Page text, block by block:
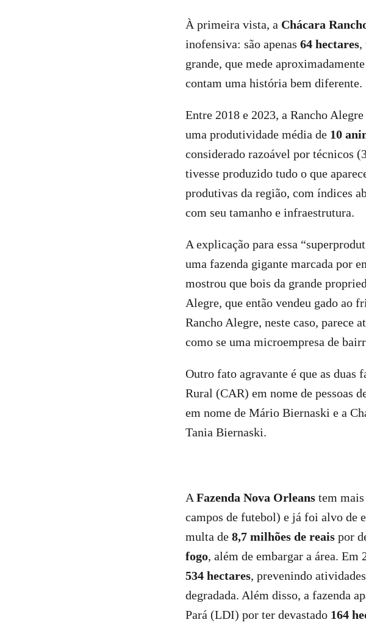
À primeira vista, a Chácara
inofensiva: são apenas 64 hectares,
grande, que mede
contam uma história bem diferente.
Entre 2018 e 2023, a Rancho
uma produtividade média de 10
considerado razoável por técnicos
tivesse produzido tudo o que
produtivas da região, com índices
com seu tamanho e infraestrutura.
A explicação para essa
uma fazenda gigante marcada por
mostrou que bois da grande
Alegre, que então vendeu gado ao
Rancho Alegre, neste caso, parece
como se uma microempresa de
Outro fato agravante é que as duas
Rural (CAR) em nome de pessoas
em nome de Mário Biernaski e a
Tania Biernaski.
A Fazenda Nova Orleans tem mais
campos de futebol) e já foi alvo de
multa de 8,7 milhões de reais por
fogo, além de embargar a área.
534 hectares, prevenindo
degradada. Além disso, a fazenda
Pará (LDI) por ter devastado 164